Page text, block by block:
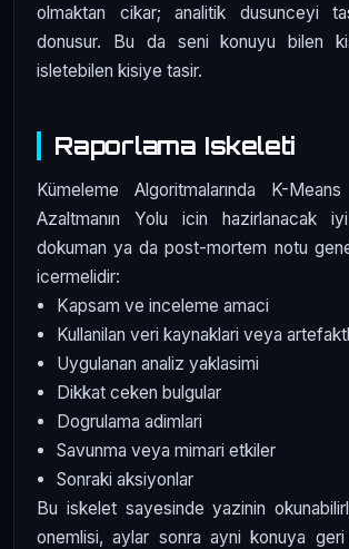
olmaktan cikar; analitik dusunceyi
donusur. Bu da seni konuyu bilen
isletebilen kisiye tasir.
Raporlama Iskeleti
Kümeleme Algoritmalarında K-
Azaltmanın Yolu icin hazirlanacak
dokuman ya da post-mortem notu
icermelidir:
Kapsam ve inceleme amaci
Kullanilan veri kaynaklari veya
Uygulanan analiz yaklasimi
Dikkat ceken bulgular
Dogrulama adimlari
Savunma veya mimari etkiler
Sonraki aksiyonlar
Bu iskelet sayesinde yazinin
onemlisi, aylar sonra ayni konuya geri